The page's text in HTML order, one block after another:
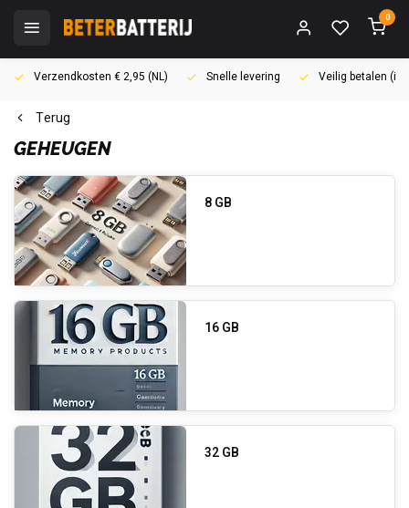
0
Verzendkosten € 2,95 (NL) Snelle levering Veilig betalen
Terug
GEHEUGEN
8 GB
16 GB
32 GB